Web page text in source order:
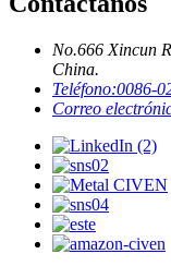
No.666 Xincun
China.
Teléfono:0086-
Correo